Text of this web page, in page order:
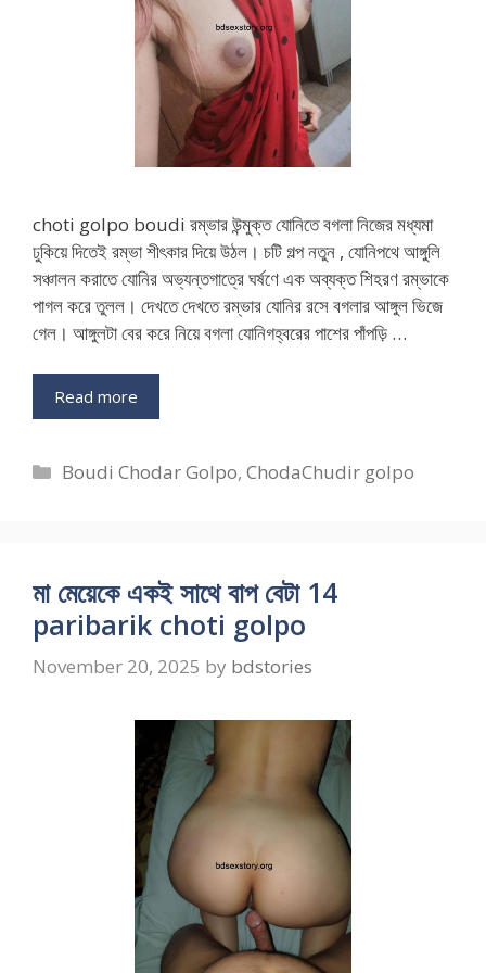
choti golpo boudi রম্ভার উন্মুক্ত যোনিতে বগলা নিজের মধ্যমা
ঢুকিয়ে দিতেই রম্ভা শীৎকার দিয়ে উঠল। চটি গল্প নতুন , যোনিপথে আঙ্গুলি
সঞ্চালন করাতে যোনির অভ্যন্তগাত্রে ঘর্ষণে এক অব্যক্ত শিহরণ রম্ভাকে
পাগল করে তুলল। দেখতে দেখতে রম্ভার যোনির রসে বগলার আঙ্গুল ভিজে
গেল। আঙ্গুলটা বের করে নিয়ে বগলা যোনিগহ্বরের পাশের পাঁপড়ি …
Read more
Categories
Boudi Chodar Golpo,ChodaChudir golpo
মা মেয়েকে একই সাথে বাপ বেটা 14
paribarik choti golpo
November 20, 2025 by bdstories